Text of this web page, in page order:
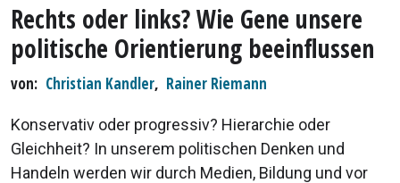
Rechts oder links? Wie Gene unsere
politische Orientierung beeinflussen
von Christian Kandler, Rainer Riemann
Konservativ oder progressiv? Hierarchie oder
Gleichheit? In unserem politischen Denken und
Handeln werden wir durch Medien, Bildung und vor